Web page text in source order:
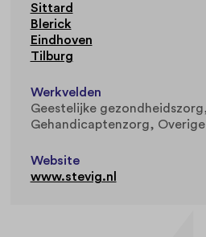
Sittard
Blerick
Eindhoven
Tilburg
Werkvelden
Geestelijke gezondheidszorg
Gehandicaptenzorg
Overige
Website
www.stevig.nl